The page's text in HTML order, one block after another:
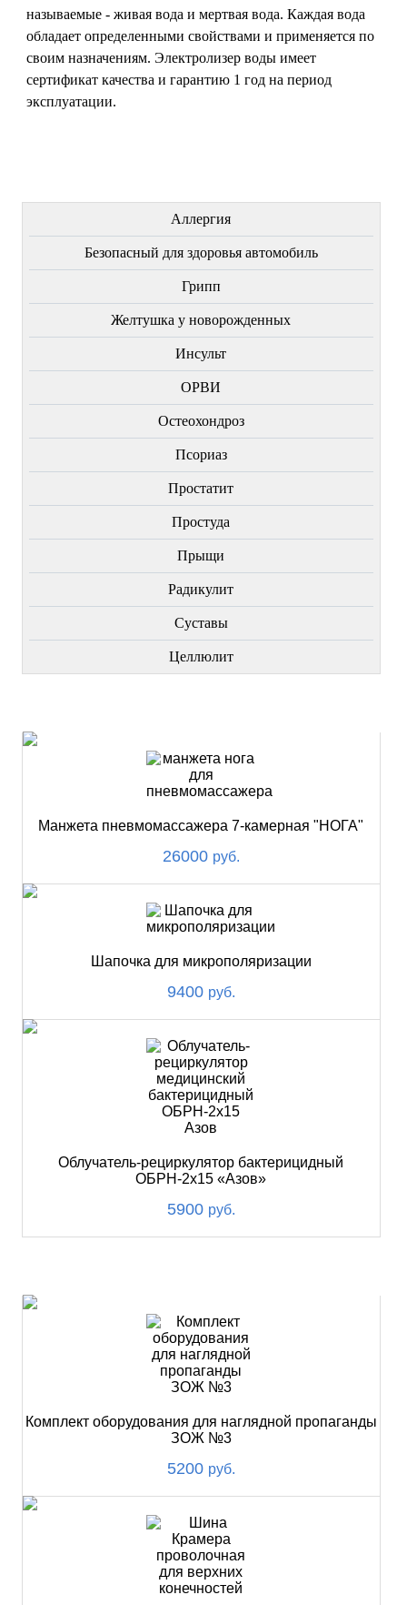
называемые - живая вода и мертвая вода. Каждая вода
обладает определенными свойствами и применяется по
своим назначениям. Электролизер воды имеет
сертификат качества и гарантию 1 год на период
эксплуатации.
Аллергия
Безопасный для здоровья автомобиль
Грипп
Желтушка у новорожденных
Инсульт
ОРВИ
Остеохондроз
Пcориаз
Простатит
Простуда
Прыщи
Радикулит
Суставы
Целлюлит
Манжета пневмомассажера 7-камерная "НОГА"
26000 руб.
Шапочка для микрополяризации
9400 руб.
Облучатель-рециркулятор бактерицидный
ОБРН-2х15 «Азов»
5900 руб.
Комплект оборудования для наглядной пропаганды
ЗОЖ №3
5200 руб.